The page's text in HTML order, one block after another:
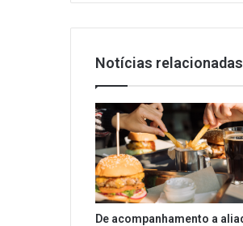
100
Notícias relacionadas
De acompanhamento a